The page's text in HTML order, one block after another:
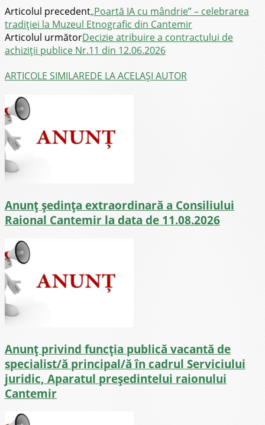
Articolul precedent„Poartă IA cu mândrie” – celebrarea
tradiției la Muzeul Etnografic din Cantemir
Articolul următorDecizie atribuire a contractului de
achiziții publice Nr.11 din 12.06.2026
ARTICOLE SIMILAREDE LA ACELAȘI AUTOR
Anunț ședința extraordinară a Consiliului
Raional Cantemir la data de 11.08.2026
Anunț privind funcția publică vacantă de
specialist/ă principal/ă în cadrul Serviciului
juridic, Aparatul președintelui raionului
Cantemir